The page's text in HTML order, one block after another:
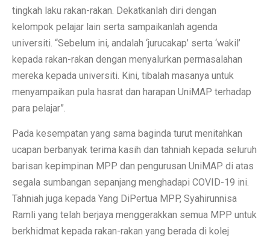
tingkah laku rakan-rakan. Dekatkanlah diri dengan
kelompok pelajar lain serta sampaikanlah agenda
universiti. “Sebelum ini, andalah ‘jurucakap’ serta ‘wakil’
kepada rakan-rakan dengan menyalurkan permasalahan
mereka kepada universiti. Kini, tibalah masanya untuk
menyampaikan pula hasrat dan harapan UniMAP terhadap
para pelajar”.
Pada kesempatan yang sama baginda turut menitahkan
ucapan berbanyak terima kasih dan tahniah kepada seluruh
barisan kepimpinan MPP dan pengurusan UniMAP di atas
segala sumbangan sepanjang menghadapi COVID-19 ini.
Tahniah juga kepada Yang DiPertua MPP, Syahirunnisa
Ramli yang telah berjaya menggerakkan semua MPP untuk
berkhidmat kepada rakan-rakan yang berada di kolej